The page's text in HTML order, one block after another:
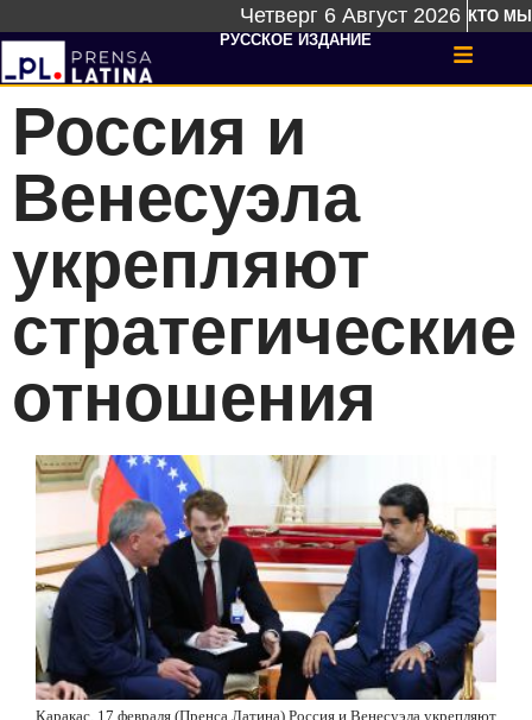
Четверг 6 Август 2026 КТО МЫ
РУССКОЕ ИЗДАНИЕ
Россия и
Венесуэла
укрепляют
стратегические
отношения
Каракас, 17 февраля (Пренса Латина) Россия и Венесуэла укрепляют